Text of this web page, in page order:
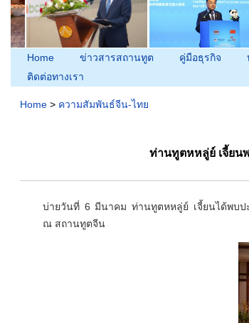
Home ข่าวสารสถานทูต คู่มือธุรกิจ
ติดต่อทางเรา
Home > ความสัมพันธ์จีน-ไทย
ท่านทูตหหลู่ย์ เจี้ยน
บ่ายวันที่ 6 มีนาคม ท่านทูตหหลู่ย์ เจี้ยนได้พบป
ณ สถานทูตจีน